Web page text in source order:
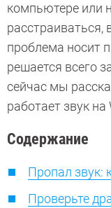
компьютере или
расстраиваться,
проблема носит
решается всего
сейчас мы
работает звук
Содержание
Пропал звук:
Проверьте